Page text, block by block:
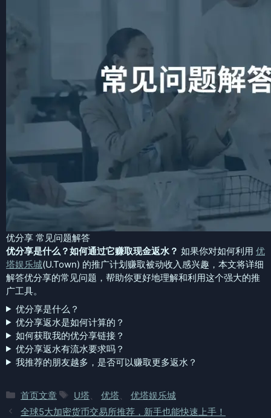
优分享 常见问题解答
优分享是什么？如何通过它赚取现金返水？ 如果你对如何利用 优
塔娱乐城(U.Town) 的推广计划赚取被动收入感兴趣，本文将详细
解答优分享的常见问题，帮助你更好地理解和利用这个强大的推
广工具。
优分享是什么？
优分享返水是如何计算的？
如何获取我的优分享链接？
优分享返水有流水要求吗？
我推荐的朋友越多，是否可以赚取更多返水？
分
类
首页文章
标
签
U塔 优塔
优塔娱乐城
全球5大加密货币交易所推荐，新手也能快速上手！